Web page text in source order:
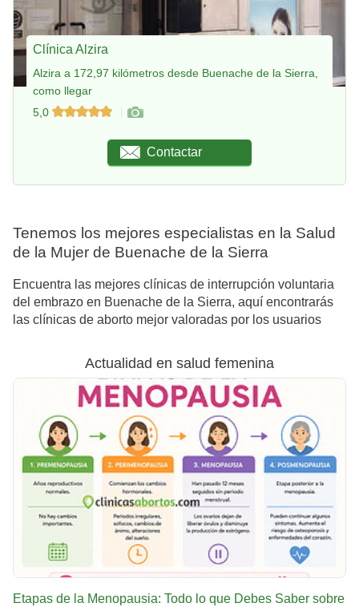
Clínica Alzira
Alzira a 172,97 kilómetros desde Buenache de la Sierra,
como llegar
5,0
Contactar
Tenemos los mejores especialistas en la Salud
de la Mujer de Buenache de la Sierra
Encuentra las mejores clínicas de interrupción voluntaria
del embrazo en Buenache de la Sierra, aquí encontrarás
las clínicas de aborto mejor valoradas por los usuarios
Actualidad en salud femenina
Etapas de la Menopausia: Todo lo que Debes Saber sobre